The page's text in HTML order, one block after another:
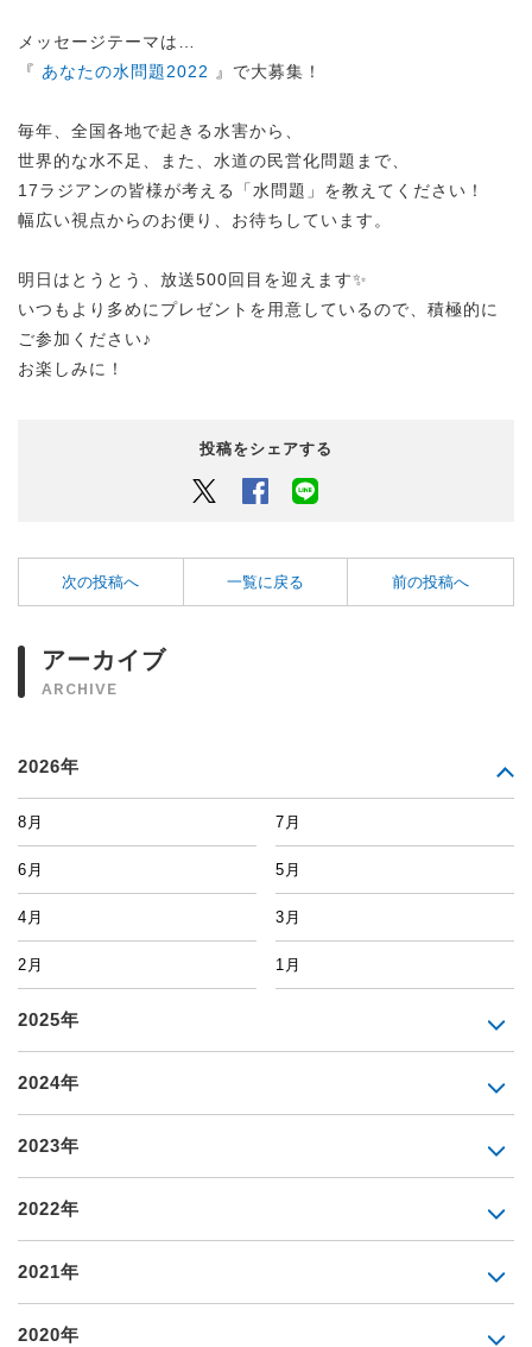
メッセージテーマは…
『 あなたの水問題2022 』で大募集！
毎年、全国各地で起きる水害から、
世界的な水不足、また、水道の民営化問題まで、
17ラジアンの皆様が考える「水問題」を教えてください！
幅広い視点からのお便り、お待ちしています。
明日はとうとう、放送500回目を迎えます✨
いつもより多めにプレゼントを用意しているので、積極的に
ご参加ください♪
お楽しみに！
投稿をシェアする
Twitter Facebook
次の投稿へ 一覧に戻る 前の投稿へ
アーカイブ
ARCHIVE
2026年
8月 7月
6月 5月
4月 3月
2月 1月
2025年
2024年
2023年
2022年
2021年
2020年